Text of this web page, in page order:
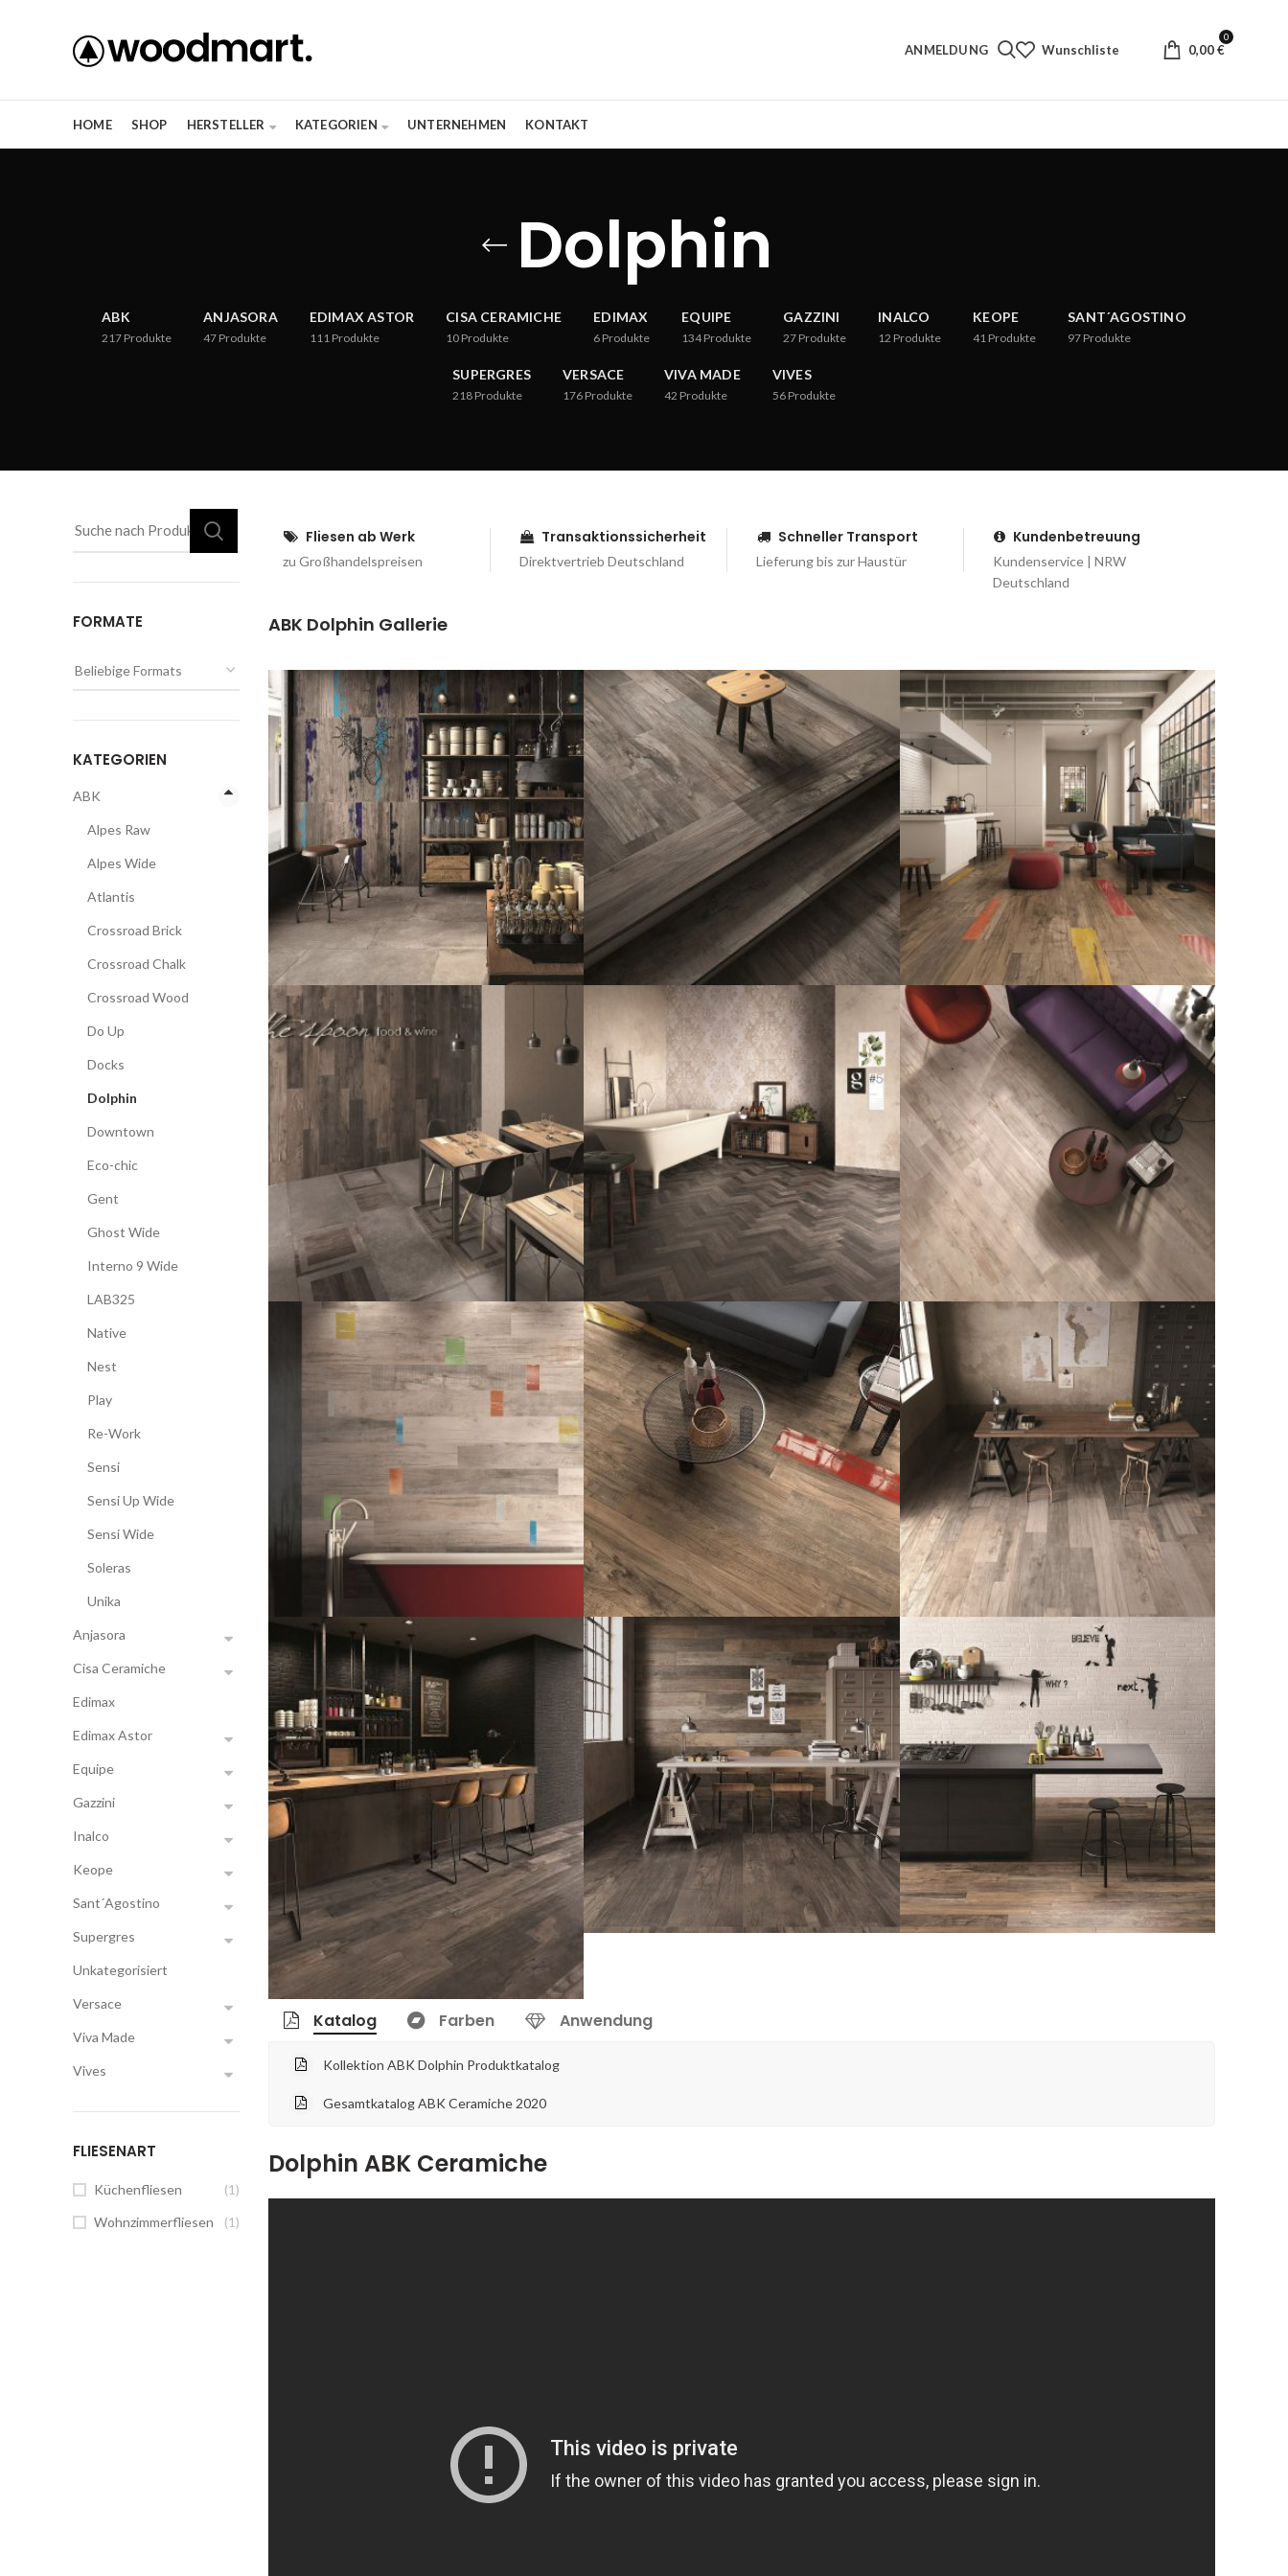
ANMELDUNG Wunschliste
0
0,00€
HOME SHOP HERSTELLER KATEGORIEN UNTERNEHMEN KONTAKT
Dolphin
ABK
217 Produkte
ANJASORA
47 Produkte
EDIMAX ASTOR
111 Produkte
CISA CERAMICHE
10 Produkte
EDIMAX
6 Produkte
EQUIPE
134Produkte
GAZZINI
27 Produkte
INALCO
12 Produkte
KEOPE
41 Produkte
SANT´AGOSTINO
97 Produkte
SUPERGRES
218 Produkte
VERSACE
176 Produkte
VIVA MADE
42 Produkte
VIVES
56 Produkte
Fliesen ab Werk
zu Großhandelspreisen
Transaktionssicherheit
Direktvertrieb Deutschland
Schneller Transport
Lieferung bis zur Haustür
Kundenbetreuung
Kundenservice | NRW
Deutschland
ABK Dolphin Gallerie
Katalog Farben Anwendung
Kollektion ABK Dolphin Produktkatalog
Gesamtkatalog ABK Ceramiche 2020
Dolphin ABK Ceramiche
FORMATE
KATEGORIEN
ABK
Alpes Raw
Alpes Wide
Atlantis
Crossroad Brick
Crossroad Chalk
Crossroad Wood
Do Up
Docks
Dolphin
Downtown
Eco-chic
Gent
Ghost Wide
Interno 9 Wide
LAB325
Native
Nest
Play
Re-Work
Sensi
Sensi Up Wide
Sensi Wide
Soleras
Unika
Anjasora
Cisa Ceramiche
Edimax
Edimax Astor
Equipe
Gazzini
Inalco
Keope
Sant´Agostino
Supergres
Unkategorisiert
Versace
Viva Made
Vives
FLIESENART
Küchenfliesen
(1)
Wohnzimmerfliesen
(1)